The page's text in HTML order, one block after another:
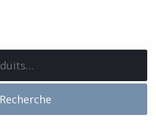
Recherche